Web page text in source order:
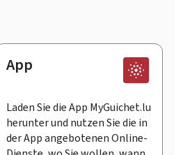
App
Laden Sie die App MyGuichet.lu
herunter und nutzen Sie die in
der App angebotenen Online-